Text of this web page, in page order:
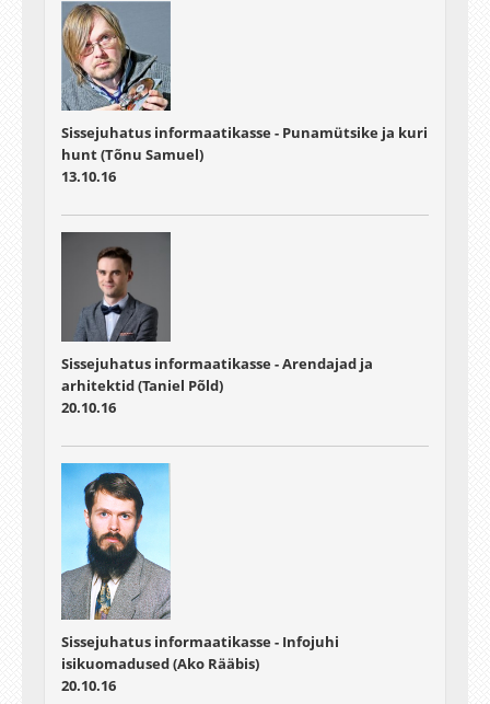
Sissejuhatus informaatikasse - Punamütsike ja kuri
hunt (Tõnu Samuel)
13.10.16
Sissejuhatus informaatikasse - Arendajad ja
arhitektid (Taniel Põld)
20.10.16
Sissejuhatus informaatikasse - Infojuhi
isikuomadused (Ako Rääbis)
20.10.16